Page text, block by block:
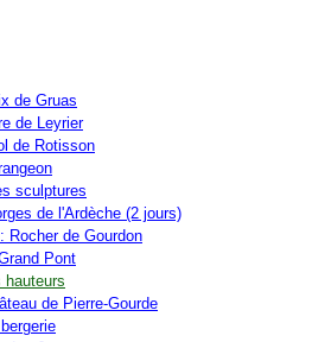
de Gruas
de Leyrier
de Rotisson
sculptures
de l'Ardèche (2 jours)
Rocher de Gourdon
Pont
hauteurs
de Pierre-Gourde